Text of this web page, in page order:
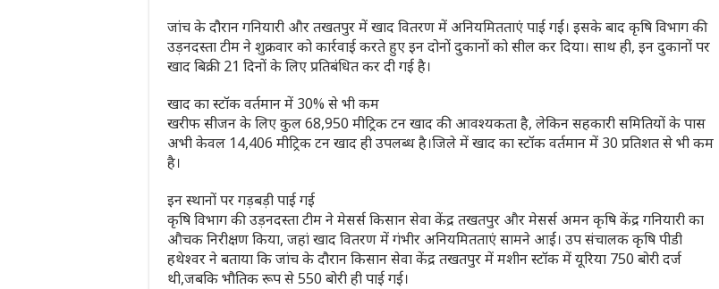
जांच के दौरान गनियारी और तखतपुर में खाद वितरण में अनियमितताएं पाई गईं। इसके बाद कृषि विभाग की
उड़नदस्ता टीम ने शुक्रवार को कार्रवाई करते हुए इन दोनों दुकानों को सील कर दिया। साथ ही, इन दुकानों पर
खाद बिक्री 21 दिनों के लिए प्रतिबंधित कर दी गई है।
खाद का स्टॉक वर्तमान में 30% से भी कम
खरीफ सीजन के लिए कुल 68,950 मीट्रिक टन खाद की आवश्यकता है, लेकिन सहकारी समितियों के पास
अभी केवल 14,406 मीट्रिक टन खाद ही उपलब्ध है।जिले में खाद का स्टॉक वर्तमान में 30 प्रतिशत से भी कम
है।
इन स्थानों पर गड़बड़ी पाई गई
कृषि विभाग की उड़नदस्ता टीम ने मेसर्स किसान सेवा केंद्र तखतपुर और मेसर्स अमन कृषि केंद्र गनियारी का
औचक निरीक्षण किया, जहां खाद वितरण में गंभीर अनियमितताएं सामने आईं। उप संचालक कृषि पीडी
हथेश्वर ने बताया कि जांच के दौरान किसान सेवा केंद्र तखतपुर में मशीन स्टॉक में यूरिया 750 बोरी दर्ज
थी,जबकि भौतिक रूप से 550 बोरी ही पाई गई।